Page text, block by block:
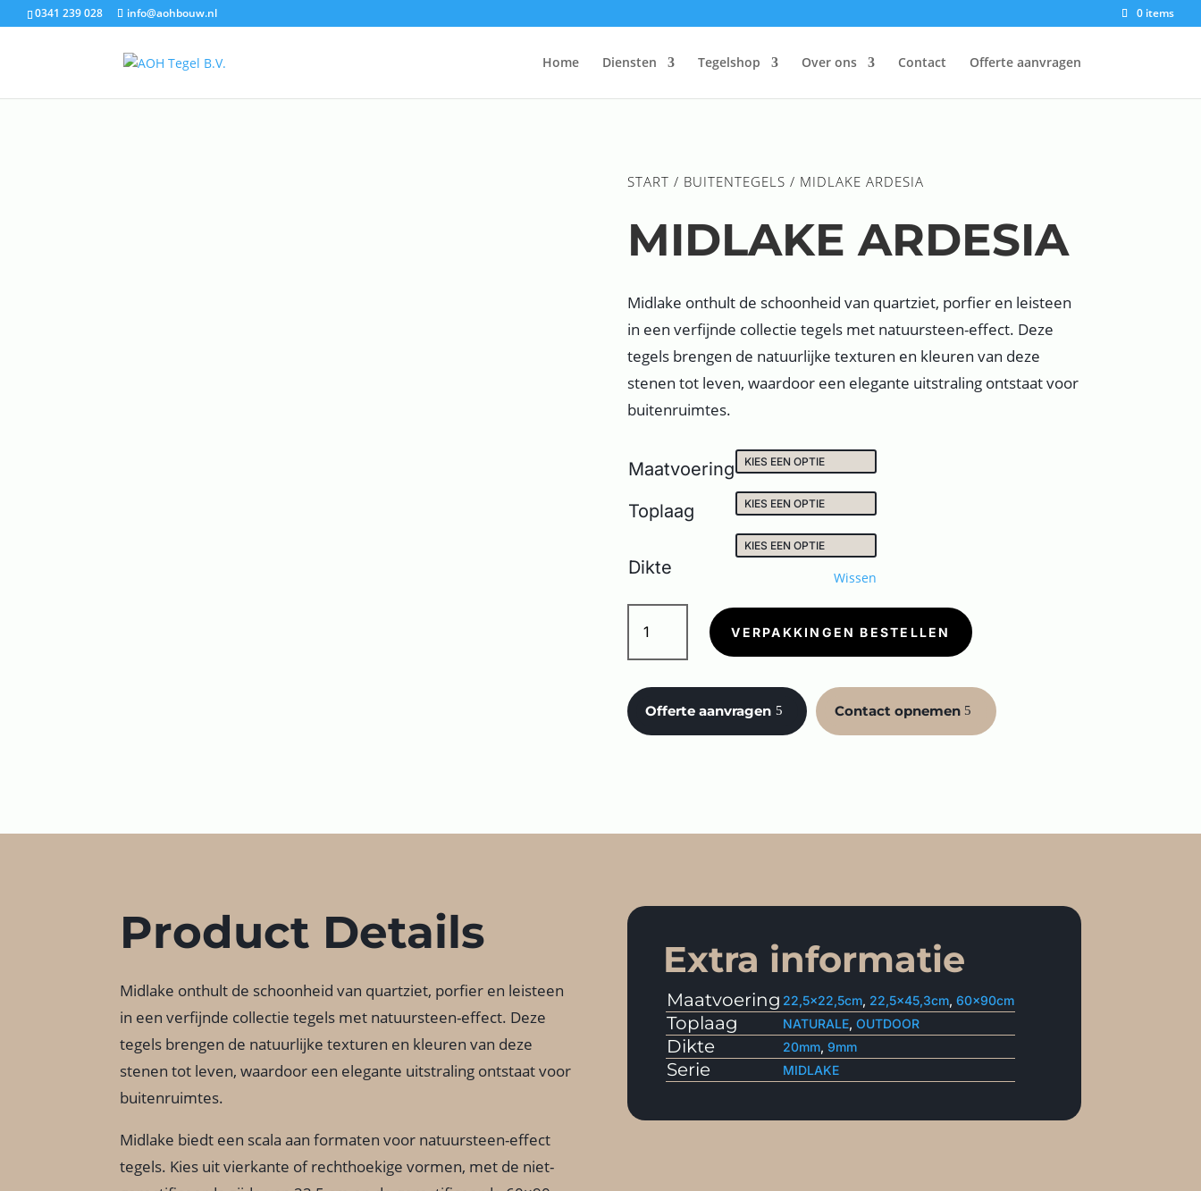
0341 239 028 info@aohbouw.nl 0 items
Home Diensten Tegelshop Over ons Contact Offerte aanvragen
START / BUITENTEGELS / MIDLAKE ARDESIA
MIDLAKE ARDESIA
Midlake onthult de schoonheid van quartziet, porfier en leisteen
in een verfijnde collectie tegels met natuursteen-effect. Deze
tegels brengen de natuurlijke texturen en kleuren van deze
stenen tot leven, waardoor een elegante uitstraling ontstaat voor
buitenruimtes.
Maatvoering
Toplaag
Dikte Wissen
MIDLAKE
ARDESIA
aantal
VERPAKKINGEN BESTELLEN
Offerte aanvragen Contact opnemen
Product Details
Midlake onthult de schoonheid van quartziet, porfier en leisteen
in een verfijnde collectie tegels met natuursteen-effect. Deze
tegels brengen de natuurlijke texturen en kleuren van deze
stenen tot leven, waardoor een elegante uitstraling ontstaat voor
buitenruimtes.
Midlake biedt een scala aan formaten voor natuursteen-effect
tegels. Kies uit vierkante of rechthoekige vormen, met de niet-
Extra informatie
Maatvoering 22,5×22,5cm, 22,5×45,3cm, 60x90cm
Toplaag NATURALE, OUTDOOR
Dikte 20mm, 9mm
Serie MIDLAKE